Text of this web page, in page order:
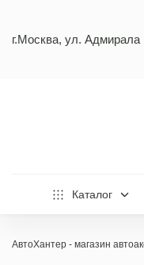
г.Москва, ул.
Каталог
АвтоХантер - магазин